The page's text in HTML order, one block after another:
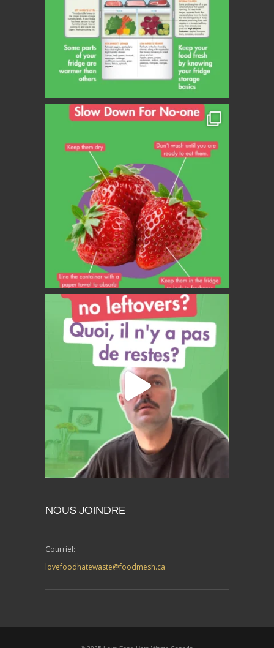
NOUS JOINDRE
Courriel:
lovefoodhatewaste@foodmesh.ca